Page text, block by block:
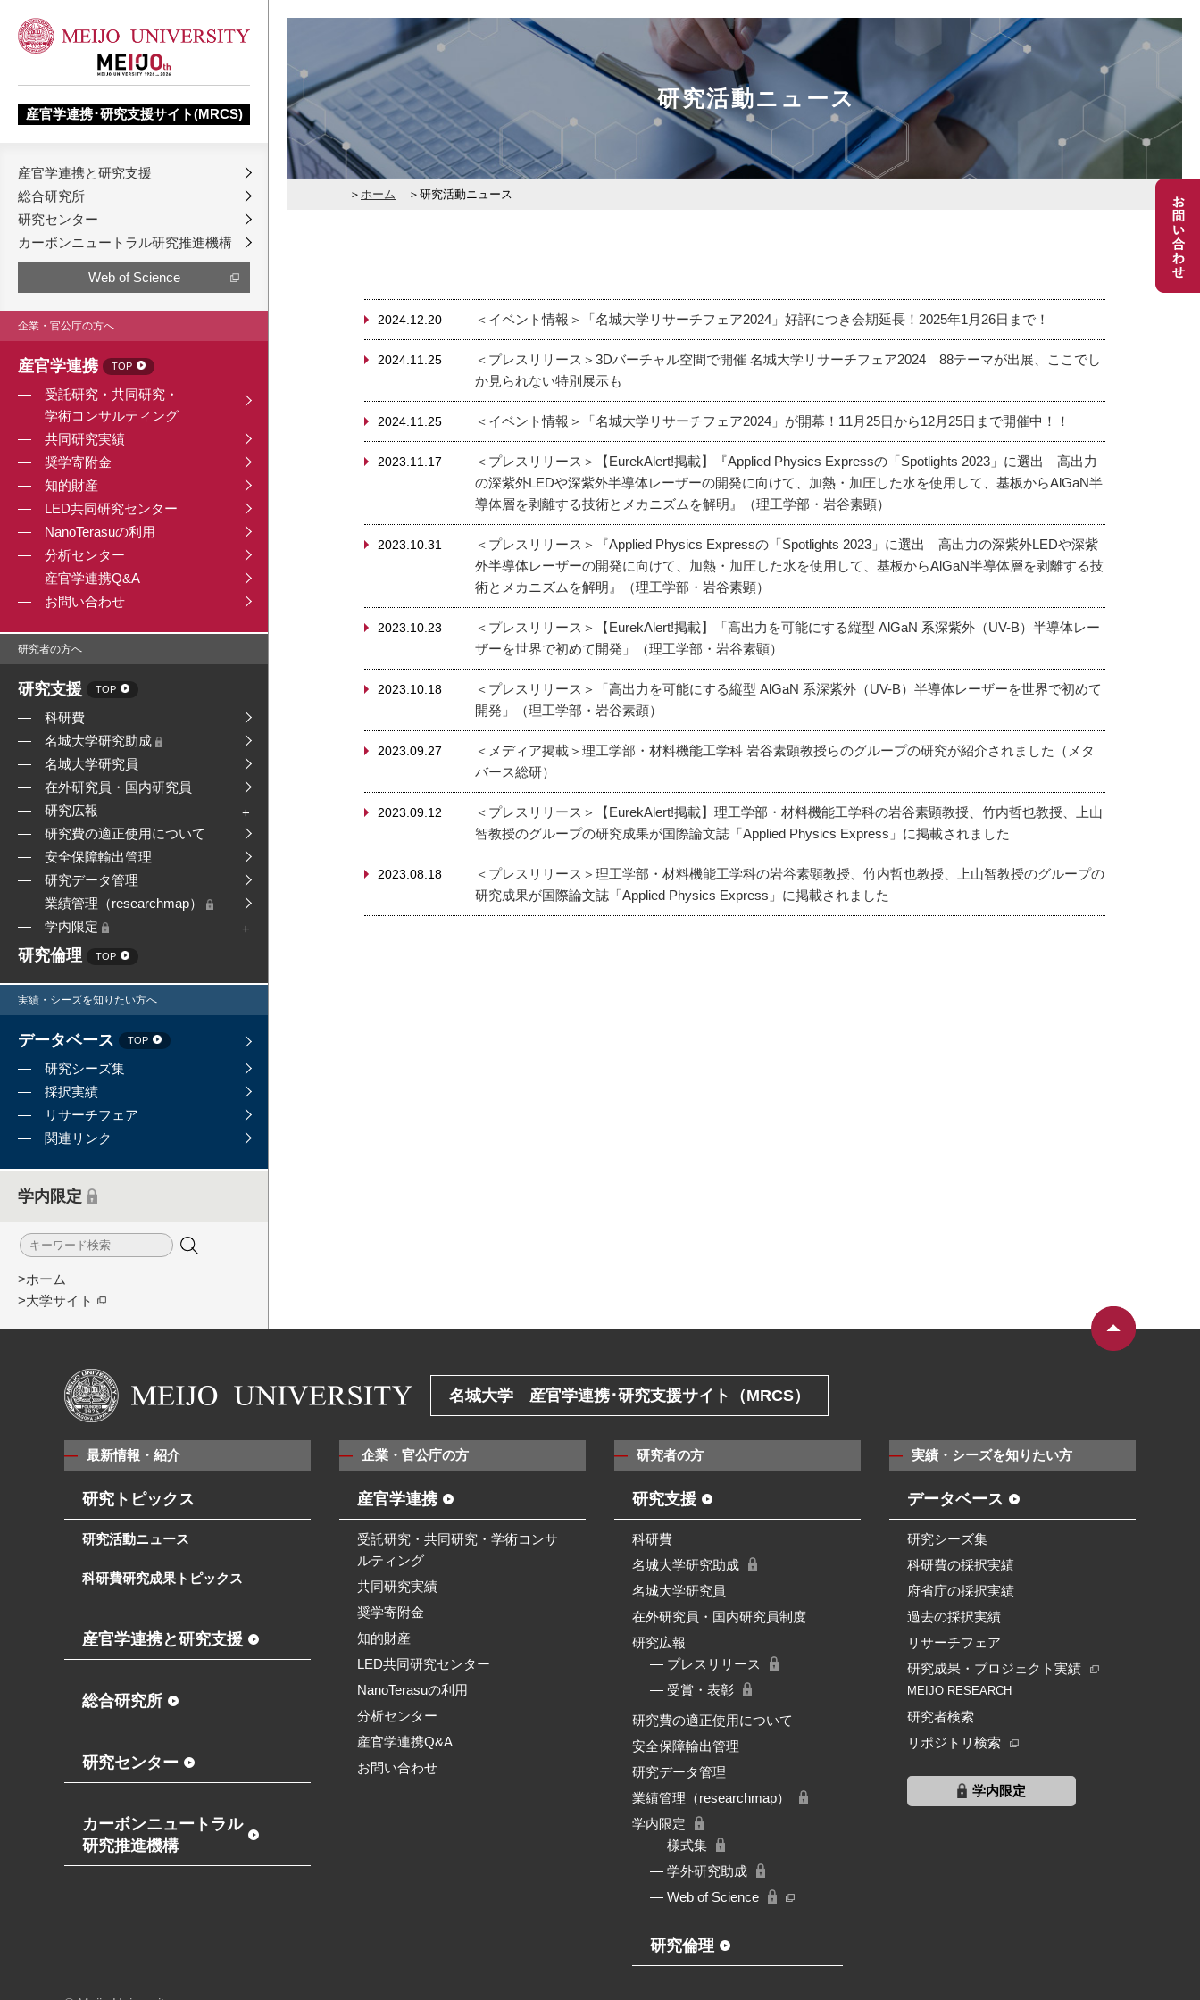
産官学連携･研究支援サイト(MRCS)
産官学連携と研究支援
総合研究所
研究センター
カーボンニュートラル研究推進機構
Web of Science
企業・官公庁の方へ
産官学連携 TOP
受託研究・共同研究・
学術コンサルティング
共同研究実績
奨学寄附金
知的財産
LED共同研究センター
NanoTerasuの利用
分析センター
産官学連携Q&A
お問い合わせ
研究者の方へ
研究支援 TOP
科研費
名城大学研究助成
名城大学研究員
在外研究員・国内研究員
研究広報
研究費の適正使用について
安全保障輸出管理
研究データ管理
業績管理（researchmap）
学内限定
研究倫理 TOP
実績・シーズを知りたい方へ
データベース TOP
研究シーズ集
採択実績
リサーチフェア
関連リンク
学内限定
>ホーム
>大学サイト
研究活動ニュース
ホーム 研究活動ニュース
2024.12.20 ＜イベント情報＞「名城大学リサーチフェア2024」好評につき会期延長！2025年1月26日まで！
2024.11.25
＜プレスリリース＞3Dバーチャル空間で開催 名城大学リサーチフェア2024 88テーマが出展、ここでし
か見られない特別展示も
2024.11.25 ＜イベント情報＞「名城大学リサーチフェア2024」が開幕！11月25日から12月25日まで開催中！！
2023.11.17
＜プレスリリース＞【EurekAlert!掲載】『Applied Physics Expressの「Spotlights 2023」に選出 高出力
の深紫外LEDや深紫外半導体レーザーの開発に向けて、加熱・加圧した水を使用して、基板からAlGaN半
導体層を剥離する技術とメカニズムを解明』（理工学部・岩谷素顕）
2023.10.31
＜プレスリリース＞『Applied Physics Expressの「Spotlights 2023」に選出 高出力の深紫外LEDや深紫
外半導体レーザーの開発に向けて、加熱・加圧した水を使用して、基板からAlGaN半導体層を剥離する技
術とメカニズムを解明』（理工学部・岩谷素顕）
2023.10.23
＜プレスリリース＞【EurekAlert!掲載】「高出力を可能にする縦型 AlGaN 系深紫外（UV-B）半導体レー
ザーを世界で初めて開発」（理工学部・岩谷素顕）
2023.10.18
＜プレスリリース＞「高出力を可能にする縦型 AlGaN 系深紫外（UV-B）半導体レーザーを世界で初めて
開発」（理工学部・岩谷素顕）
2023.09.27
＜メディア掲載＞理工学部・材料機能工学科 岩谷素顕教授らのグループの研究が紹介されました（メタ
バース総研）
2023.09.12
＜プレスリリース＞【EurekAlert!掲載】理工学部・材料機能工学科の岩谷素顕教授、竹内哲也教授、上山
智教授のグループの研究成果が国際論文誌「Applied Physics Express」に掲載されました
2023.08.18
＜プレスリリース＞理工学部・材料機能工学科の岩谷素顕教授、竹内哲也教授、上山智教授のグループの
研究成果が国際論文誌「Applied Physics Express」に掲載されました
名城大学 産官学連携･研究支援サイト（MRCS）
最新情報・紹介
研究トピックス
研究活動ニュース
科研費研究成果トピックス
産官学連携と研究支援
総合研究所
研究センター
カーボンニュートラル
研究推進機構
企業・官公庁の方
産官学連携
受託研究・共同研究・学術コンサ
ルティング
共同研究実績
奨学寄附金
知的財産
LED共同研究センター
NanoTerasuの利用
分析センター
産官学連携Q&A
お問い合わせ
研究者の方
研究支援
科研費
名城大学研究助成
名城大学研究員
在外研究員・国内研究員制度
研究広報
― プレスリリース
― 受賞・表彰
研究費の適正使用について
安全保障輸出管理
研究データ管理
業績管理（researchmap）
学内限定
― 様式集
― 学外研究助成
― Web of Science
研究倫理
実績・シーズを知りたい方
データベース
研究シーズ集
科研費の採択実績
府省庁の採択実績
過去の採択実績
リサーチフェア
研究成果・プロジェクト実績
MEIJO RESEARCH
研究者検索
リポジトリ検索
学内限定